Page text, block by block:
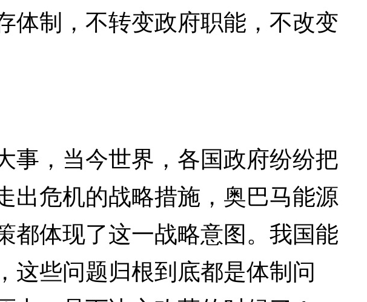
体制，不转变政府职能，不改变
，当今世界，各国政府纷纷把
出危机的战略措施，奥巴马能源
都体现了这一战略意图。我国能
这些问题归根到底都是体制问